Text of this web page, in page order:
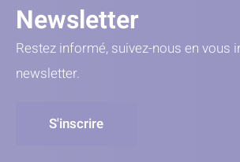
Newsletter
Restez informé, suivez-nous en vous
newsletter.
S'inscrire